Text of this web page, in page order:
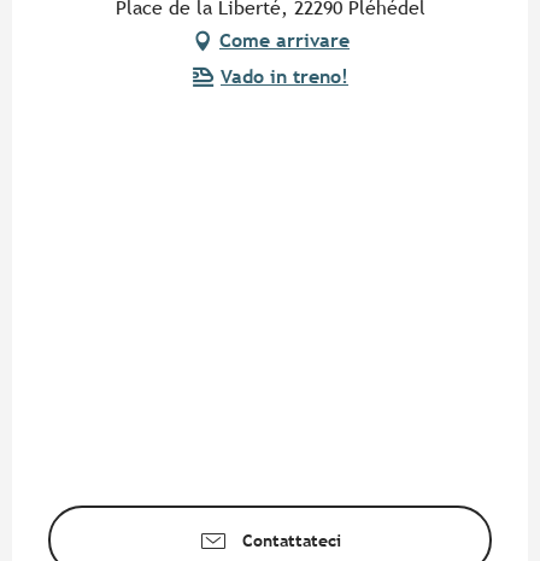
Place de la Liberté, 22290 Pléhédel
Come arrivare
Vado in treno!
Contattateci